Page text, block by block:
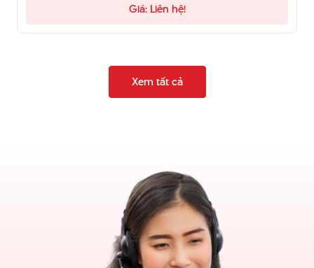
Giá: Liên hệ!
Xem tất cả